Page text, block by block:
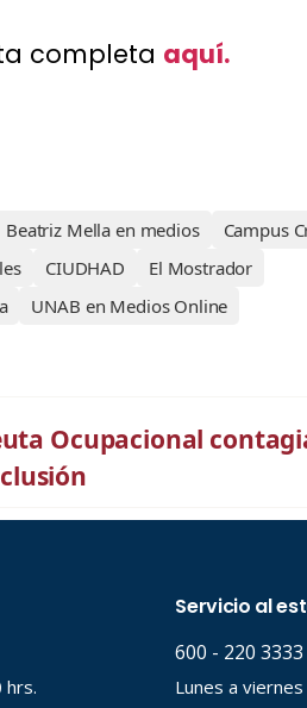
completa aquí.
Beatriz Mella en medios
Campus
CIUDHAD
El Mostrador
UNAB en Medios Online
Ocupacional